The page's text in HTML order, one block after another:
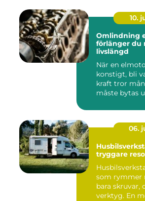
10.
Omlindning
förlänger du
livslängd
När en
konstigt, bli
kraft tror
måste bytas
06.
tryggare
som rymmer
bara skruvar,
verktyg. En